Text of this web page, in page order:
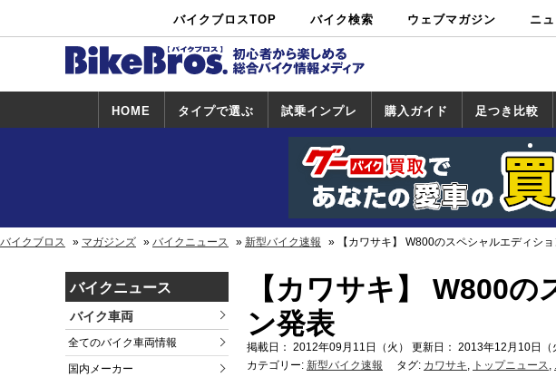
バイクブロスTOP バイク検索
中古バイ
ク・新車検
カタログ検
索
ショップ検
索
ウェブマガジン ニ
HOME タイプで選ぶ 試乗インプレ
試乗インプレ
一覧
ホンダ
ヤマハ
スズキ
カワサキ
ハーレー
BMW
トライアンフ
ドゥカティ
購入ガイド
一覧
足つき比較
バイクブロス マガジンズ バイクニュース 新型バイク速報 【カワサキ】 W800のスペシャルエディシ
バイクニュース
バイク車両
全てのバイク車両情報
国内メーカー
【カワサキ】 W800
ン発表
掲載日： 2012年09月11日（火） 更新日： 2013年12月10日（
カテゴリー: 新型バイク速報 タグ: カワサキ, トップニュース,